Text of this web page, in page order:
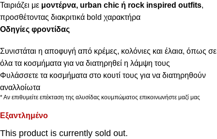
Ταιριάζει με μοντέρνα, urban chic ή rock inspired outfits,
προσθέτοντας διακριτικά bold χαρακτήρα
Οδηγίες φροντίδας
Συνιστάται η αποφυγή από κρέμες, κολόνιες και έλαια, όπως σε
όλα τα κοσμήματα για να διατηρηθεί η λάμψη τους
Φυλάσσετε τα κοσμήματα στο κουτί τους για να διατηρηθούν
αναλλοίωτα
* Αν επιθυμείτε επέκταση της αλυσίδας κουμπώματος επικοινωνήστε μαζί μας
Εξαντλημένο
This product is currently sold out.